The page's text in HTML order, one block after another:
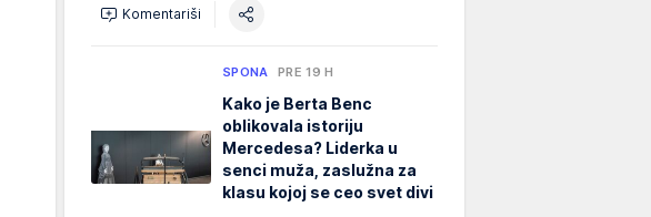
Komentariši
SPONA PRE 19 H
Kako je Berta Benc
oblikovala istoriju
Mercedesa? Liderka u
senci muža, zaslužna za
klasu kojoj se ceo svet divi